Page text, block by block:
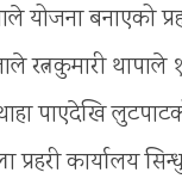
योजना बनाएको
रत्नकुमारी थापाले
पाएदेखि
कार्यालय